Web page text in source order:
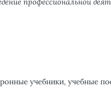
учебники, учебные